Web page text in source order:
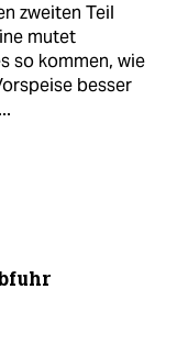
zweiten Teil
mutet
so kommen, wie
besser